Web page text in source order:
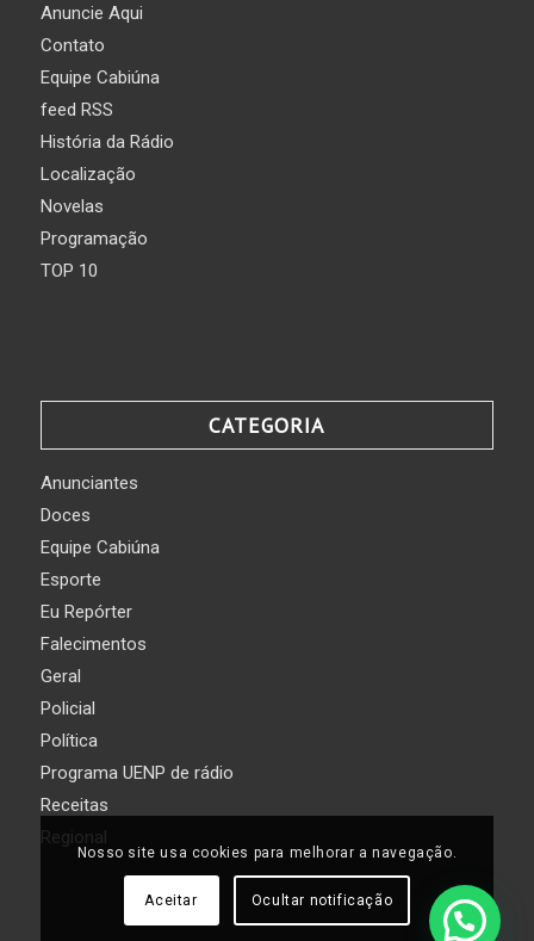
Anuncie Aqui
Contato
Equipe Cabiúna
feed RSS
História da Rádio
Localização
Novelas
Programação
TOP 10
CATEGORIA
Anunciantes
Doces
Equipe Cabiúna
Esporte
Eu Repórter
Falecimentos
Geral
Policial
Política
Programa UENP de rádio
Receitas
Regional
Nosso site usa cookies para melhorar a navegação.
Aceitar Ocultar notificação